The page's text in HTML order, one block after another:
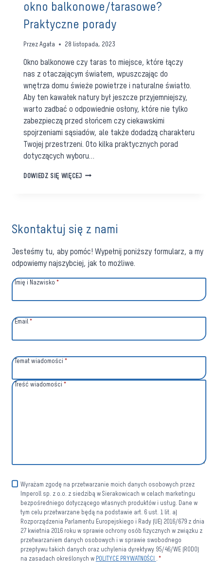
okno balkonowe/tarasowe?
Praktyczne porady
Przez Agata 28 listopada, 2023
Okno balkonowe czy taras to miejsce, które łączy
nas z otaczającym światem, wpuszczając do
wnętrza domu świeże powietrze i naturalne światło.
Aby ten kawałek natury był jeszcze przyjemniejszy,
warto zadbać o odpowiednie osłony, które nie tylko
zabezpieczą przed słońcem czy ciekawskimi
spojrzeniami sąsiadów, ale także dodadzą charakteru
Twojej przestrzeni. Oto kilka praktycznych porad
dotyczących wyboru…
DOWIEDZ SIĘ WIĘCEJJAK
BALKONOWE/TARASOWE?
PORADY
Skontaktuj się z nami
Jesteśmy tu, aby pomóc! Wypełnij poniższy formularz, a my
odpowiemy najszybciej, jak to możliwe.
Imię i Nazwisko *
Email *
Temat wiadomości *
Treść wiadomości *
Wyrażam zgodę na przetwarzanie moich danych osobowych przez
Imperoll sp. z o.o. z siedzibą w Sierakowicach w celach marketingu
bezpośredniego dotyczącego własnych produktów i usług. Dane w
tym celu przetwarzane będą na podstawie art. 6 ust. 1 lit. a)
Rozporządzenia Parlamentu Europejskiego i Rady (UE) 2016/679 z dnia
27 kwietnia 2016 roku w sprawie ochrony osób fizycznych w związku z
przetwarzaniem danych osobowych i w sprawie swobodnego
przepływu takich danych oraz uchylenia dyrektywy 95/46/WE (RODO)
na zasadach określonych w POLITYCE PRYWATNOŚCI . *